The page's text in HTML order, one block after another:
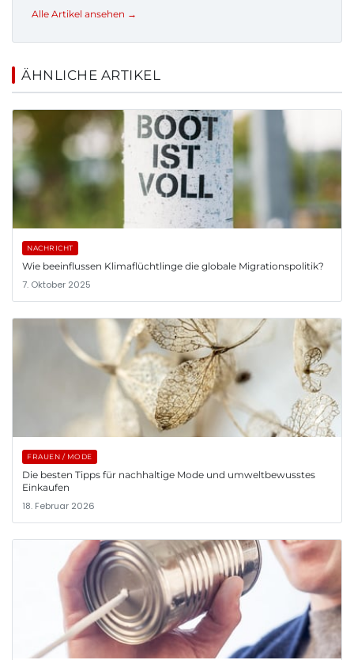
Alle Artikel ansehen →
ÄHNLICHE ARTIKEL
NACHRICHT
Wie beeinflussen Klimaflüchtlinge die globale Migrationspolitik?
7. Oktober 2025
FRAUEN / MODE
Die besten Tipps für nachhaltige Mode und umweltbewusstes
Einkaufen
18. Februar 2026